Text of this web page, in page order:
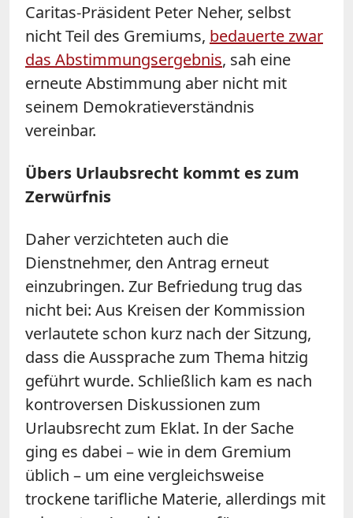
Caritas-Präsident Peter Neher, selbst
nicht Teil des Gremiums, bedauerte zwar
das Abstimmungsergebnis, sah eine
erneute Abstimmung aber nicht mit
seinem Demokratieverständnis
vereinbar.
Übers Urlaubsrecht kommt es zum
Zerwürfnis
Daher verzichteten auch die
Dienstnehmer, den Antrag erneut
einzubringen. Zur Befriedung trug das
nicht bei: Aus Kreisen der Kommission
verlautete schon kurz nach der Sitzung,
dass die Aussprache zum Thema hitzig
geführt wurde. Schließlich kam es nach
kontroversen Diskussionen zum
Urlaubsrecht zum Eklat. In der Sache
ging es dabei – wie in dem Gremium
üblich – um eine vergleichsweise
trockene tarifliche Materie, allerdings mit